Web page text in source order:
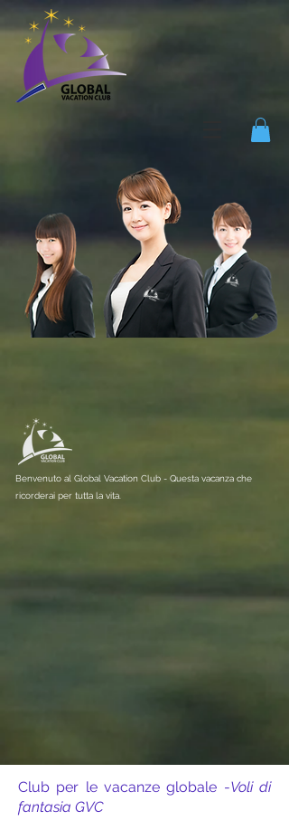
Benvenuto al Global Vacation Club - Questa vacanza che
ricorderai per tutta la vita.
Club per le vacanze globale -Voli di
fantasia GVC